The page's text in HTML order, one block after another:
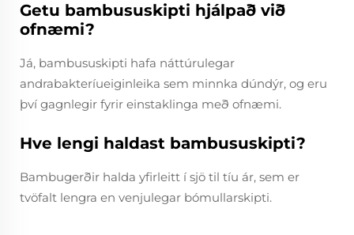
Getu bambususkipti hjálpað við
ofnæmi?
Já, bambususkipti hafa náttúrulegar
andrabakteríueiginleika sem minnka dúndýr, og eru
því gagnlegir fyrir einstaklinga með ofnæmi.
Hve lengi haldast bambususkipti?
Bambugerðir halda yfirleitt í sjö til tíu ár, sem er
tvöfalt lengra en venjulegar bómullarskipti.